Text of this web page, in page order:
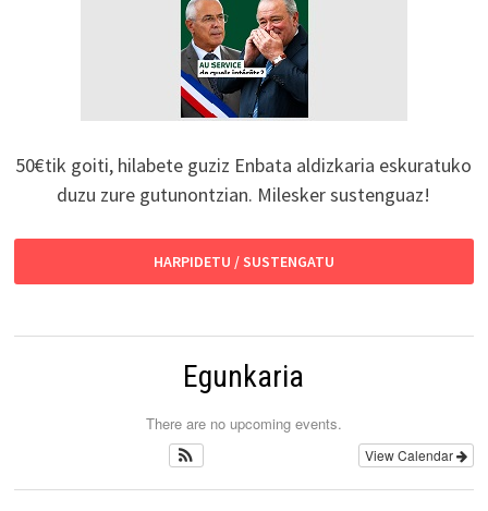
50€tik goiti, hilabete guziz Enbata aldizkaria eskuratuko
duzu zure gutunontzian. Milesker sustenguaz!
HARPIDETU / SUSTENGATU
Egunkaria
There are no upcoming events.
View Calendar